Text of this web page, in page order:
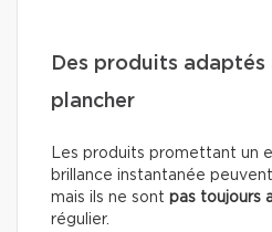
Des produits
plancher
Les produits promettant un
brillance instantanée
mais ils ne sont pas toujours
régulier.